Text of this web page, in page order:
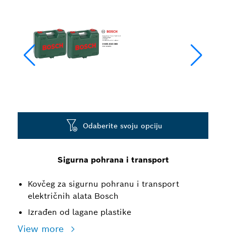
Sigurna pohrana i transport
Kovčeg za sigurnu pohranu i transport
električnih alata Bosch
Izrađen od lagane plastike
View more
Odaberite svoju opciju